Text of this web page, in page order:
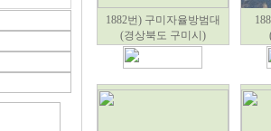
1882번) 구미자율방범대
(경상북도 구미시)